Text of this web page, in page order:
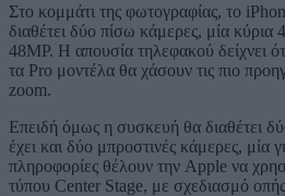
Στο κομμάτι της φωτογραφίας, το
διαθέτει δύο πίσω κάμερες, μία
48MP. Η απουσία τηλεφακού δείχνει
τα Pro μοντέλα θα χάσουν τις πιο
zoom.
Επειδή όμως η συσκευή θα διαθέτει
έχει και δύο μπροστινές κάμερες, μία
πληροφορίες θέλουν την Apple να
τύπου Center Stage, με σχεδιασμό